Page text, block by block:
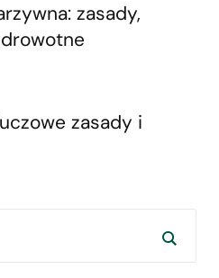
zasady,
zasady i